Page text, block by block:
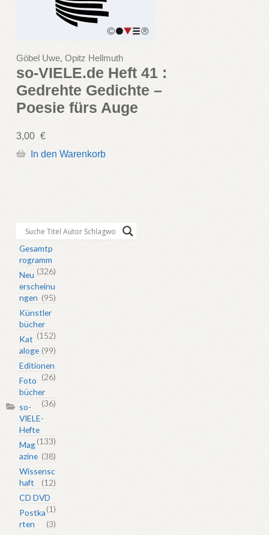
Göbel Uwe, Opitz Hellmuth
so-VIELE.de Heft 41 :
Gedrehte Gedichte –
Poesie fürs Auge
3,00 €
In den Warenkorb
Gesamtp
rogramm
(326)
Neu
erscheinu
ngen (95)
Künstler
bücher
(152)
Kat
aloge (99)
Editionen
(26)
Foto
bücher
(36)
so-
VIELE-
Hefte
(133)
Mag
azine (38)
Wissensc
haft
(12)
CD DVD
(1)
Postka
rten
(3)